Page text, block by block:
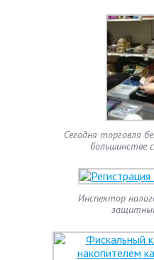
Сегодня торговля
большинстве
Инспектор